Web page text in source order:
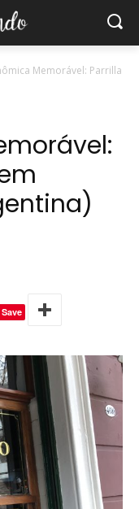
Memorável: Parrilla
Save